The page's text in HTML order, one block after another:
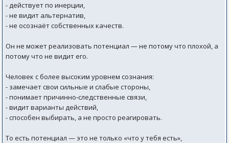
- действует по инерции,
- не видит альтернатив,
- не осознаёт собственных качеств.
Он не может реализовать потенциал — не потому что плохой, а
потому что не видит его.
Человек с более высоким уровнем сознания:
- замечает свои сильные и слабые стороны,
- понимает причинно‑следственные связи,
- видит варианты действий,
- способен выбирать, а не просто реагировать.
То есть потенциал — это не только «что у тебя есть»,